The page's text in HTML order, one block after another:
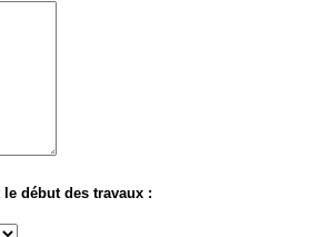
début des travaux :